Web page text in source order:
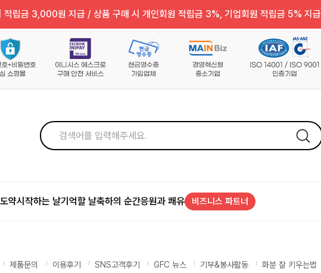
적립금 3,000원 지급 / 상품 구매 시 개인회원 적립금 3%, 기업회원 적립금 5% 지급
약시작하는 날기억할 날축하의 순간응원과 쾌유 비즈니스 파트너
제품문의 이용후기 SNS고객후기 GFC 뉴스 기부&봉사활동 화분 잘 키우는법